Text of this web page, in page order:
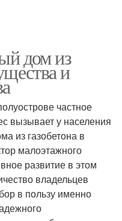
дом из
и
частное
вызывает у населения
из газобетона в
малоэтажного
развитие в этом
владельцев
в пользу именно